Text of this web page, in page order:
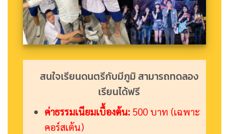
สนใจเรียนดนตรีกับมีภูมิ สามารถทดลอง
เรียนได้ฟรี
ค่าธรรมเนียมเบื้องต้น:500 บาท (เฉพาะ
คอร์สเต้น)